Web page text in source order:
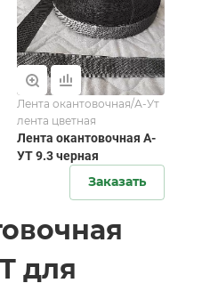
Лента окантовочная/А-Ут
лента цветная
Лента окантовочная А-
УТ 9.3 черная
Заказать
для